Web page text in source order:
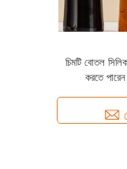
চিমটি বোতল
করতে